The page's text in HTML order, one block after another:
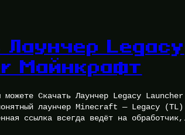
Лаунчер Legacy
Майнкрафт
можете Скачать Лаунчер Legacy
лаунчер Minecraft — Legacy
ссылка всегда ведёт на